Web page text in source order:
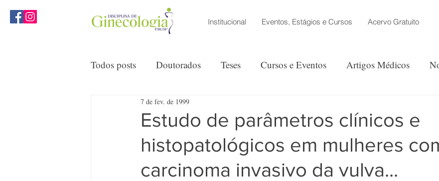
MENU Institucional Eventos, Estágios e Cursos Acervo Gratuito
Todos posts Doutorados Teses Cursos e Eventos Artigos Médicos
Reuniões Clínicas
Estudo de parâmetros clínicos e
histopatológicos em mulheres
carcinoma invasivo da vulva...
7 de fev. de 1999